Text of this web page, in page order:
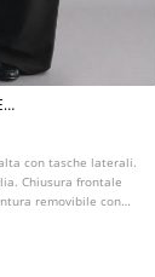
con tasche laterali.
Chiusura frontale
removibile con